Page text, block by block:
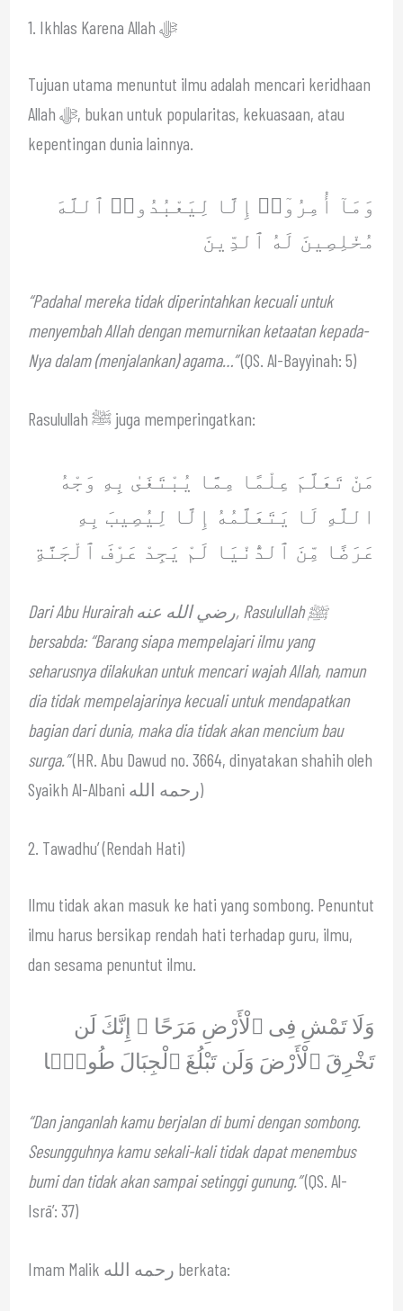
1. Ikhlas Karena Allah ﷻ
Tujuan utama menuntut ilmu adalah mencari keridhaan
Allah ﷻ, bukan untuk popularitas, kekuasaan, atau
kepentingan dunia lainnya.
وَمَآ أُمِرُوٓا۟ إِلَّا لِيَعْبُدُوا۟ ٱللَّهَ
مُخْلِصِينَ لَهُ ٱلدِّينَ
“Padahal mereka tidak diperintahkan kecuali untuk
menyembah Allah dengan memurnikan ketaatan kepada-
Nya dalam (menjalankan) agama…”(QS. Al-Bayyinah: 5)
Rasulullah ﷺ juga memperingatkan:
مَنْ تَعَلَّمَ عِلْمًا مِمَّا يُبْتَغَىٰ بِهِ وَجْهُ
اللَّهِ لَا يَتَعَلَّمُهُ إِلَّا لِيُصِيبَ بِهِ
عَرَضًا مِّنَ ٱلدُّنْيَا لَمْ يَجِدْ عَرْفَ ٱلْجَنَّةِ
Dari Abu Hurairah رضي الله عنه, Rasulullah ﷺ
bersabda: “Barang siapa mempelajari ilmu yang
seharusnya dilakukan untuk mencari wajah Allah, namun
dia tidak mempelajarinya kecuali untuk mendapatkan
bagian dari dunia, maka dia tidak akan mencium bau
surga.”(HR. Abu Dawud no. 3664, dinyatakan shahih oleh
Syaikh Al-Albani رحمه الله)
2. Tawadhu’ (Rendah Hati)
Ilmu tidak akan masuk ke hati yang sombong. Penuntut
ilmu harus bersikap rendah hati terhadap guru, ilmu,
dan sesama penuntut ilmu.
وَلَا تَمْشِ فِى ٱلْأَرْضِ مَرَحًا ۖ إِنَّكَ لَن
تَخْرِقَ ٱلْأَرْضَ وَلَن تَبْلُغَ ٱلْجِبَالَ طُولًۭا
“Dan janganlah kamu berjalan di bumi dengan sombong.
Sesungguhnya kamu sekali-kali tidak dapat menembus
bumi dan tidak akan sampai setinggi gunung.”(QS. Al-
Isrā’: 37)
Imam Malik رحمه الله berkata: